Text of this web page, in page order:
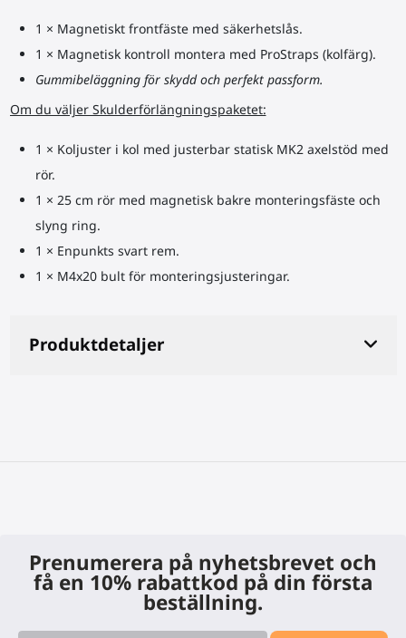
1 × Magnetiskt frontfäste med säkerhetslås.
1 × Magnetisk kontroll montera med ProStraps (kolfärg).
Gummibeläggning för skydd och perfekt passform.
Om du väljer Skulderförlängningspaketet:
1 × Koljuster i kol med justerbar statisk MK2 axelstöd med
rör.
1 × 25 cm rör med magnetisk bakre monteringsfäste och
slyng ring.
1 × Enpunkts svart rem.
1 × M4x20 bult för monteringsjusteringar.
Produktdetaljer
Prenumerera på nyhetsbrevet och
få en 10% rabattkod på din första
beställning.